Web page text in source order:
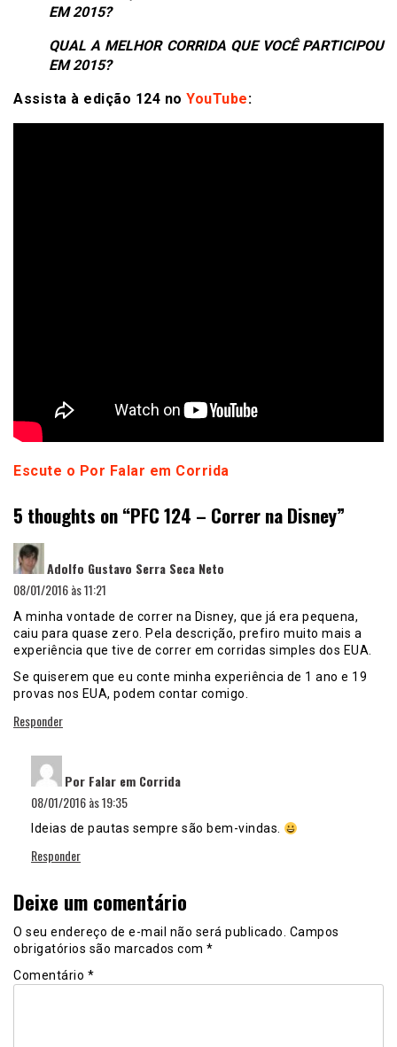
EM 2015?
QUAL A MELHOR CORRIDA QUE VOCÊ PARTICIPOU
EM 2015?
Assista à edição 124 no YouTube:
Escute o Por Falar em Corrida
5 thoughts on “PFC 124 – Correr na Disney”
Adolfo Gustavo Serra Seca Neto
08/01/2016 às 11:21
A minha vontade de correr na Disney, que já era pequena,
caiu para quase zero. Pela descrição, prefiro muito mais a
experiência que tive de correr em corridas simples dos EUA.
Se quiserem que eu conte minha experiência de 1 ano e 19
provas nos EUA, podem contar comigo.
Responder
Por Falar em Corrida
08/01/2016 às 19:35
Ideias de pautas sempre são bem-vindas.
Responder
Deixe um comentário
O seu endereço de e-mail não será publicado. Campos
obrigatórios são marcados com *
Comentário *